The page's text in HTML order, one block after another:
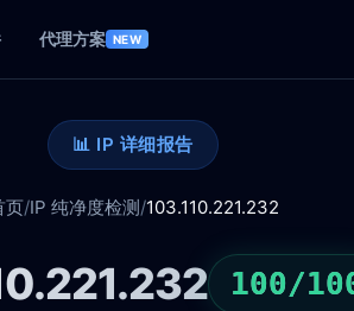
代理方案 NEW
📊 IP 详细报告
页/IP 纯净度检测/103.110.221.232
100/